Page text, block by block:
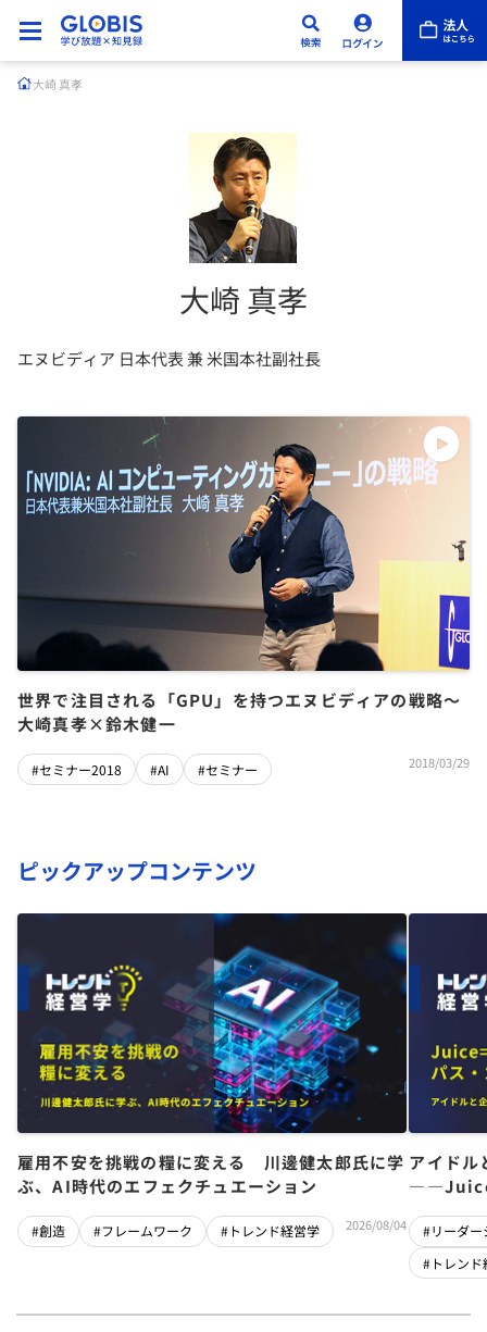
大崎 真孝
大崎 真孝
エヌビディア 日本代表 兼 米国本社副社長
世界で注目される「GPU」を持つエヌビディアの戦略～
大崎真孝×鈴木健一
#セミナー2018 #AI #セミナー 2018/03/29
ピックアップコンテンツ
雇用不安を挑戦の糧に変える 川邊健太郎氏に学
ぶ、AI時代のエフェクチュエーション
#創造 #フレームワーク #トレンド経営学 2026/08/04
アイドル
#リーダー
#トレンド